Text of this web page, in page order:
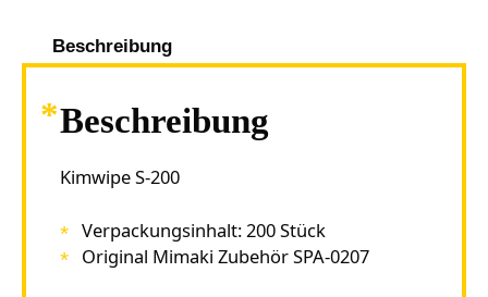
Beschreibung
Beschreibung
Kimwipe S-200
Verpackungsinhalt: 200 Stück
Original Mimaki Zubehör SPA-0207